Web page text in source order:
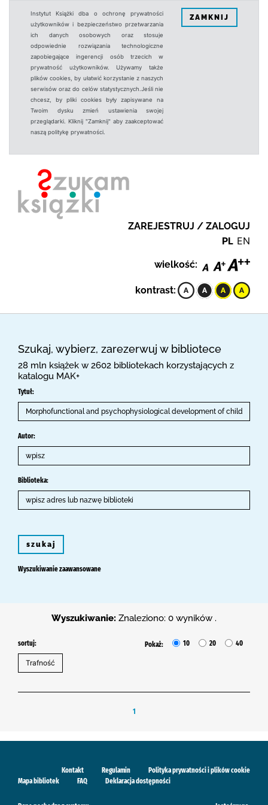
Instytut Książki dba o ochronę prywatności
użytkowników i bezpieczeństwo przetwarzania
ich danych osobowych oraz stosuje
odpowiednie rozwiązania technologiczne
zapobiegające ingerencji osób trzecich w
prywatność użytkowników. Używamy także
plików cookies, by ułatwić korzystanie z naszych
serwisów oraz do celów statystycznych.Jeśli nie
chcesz, by pliki cookies były zapisywane na
Twoim dysku zmień ustawienia swojej
przeglądarki. Kliknij "Zamknij" aby zaakceptować
naszą politykę prywatności.
ZAMKNIJ
ZAREJESTRUJ / ZALOGUJ
PL EN
wielkość:
kontrast:
Szukaj, wybierz, zarezerwuj w bibliotece
28 mln książek w 2602 bibliotekach korzystających z
katalogu MAK+
Tytuł:
Autor:
Biblioteka:
szukaj
Wyszukiwanie zaawansowane
Wyszukiwanie: Znaleziono: 0 wyników .
sortuj: Pokaż: 10 20 40
1
Kontakt Regulamin
Polityka prywatności i plików cookie
Mapa bibliotek
FAQ Deklaracja dostępności